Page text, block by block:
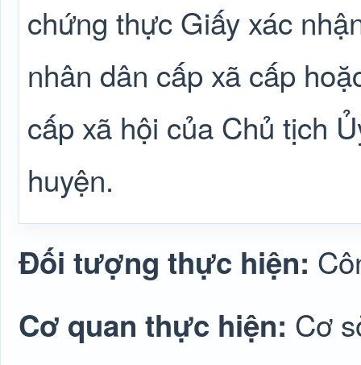
chứng thực Giấy xác
nhân dân cấp xã cấp
cấp xã hội của Chủ tịch
huyện.
Đối tượng thực hiện:
Cơ quan thực hiện: Cơ